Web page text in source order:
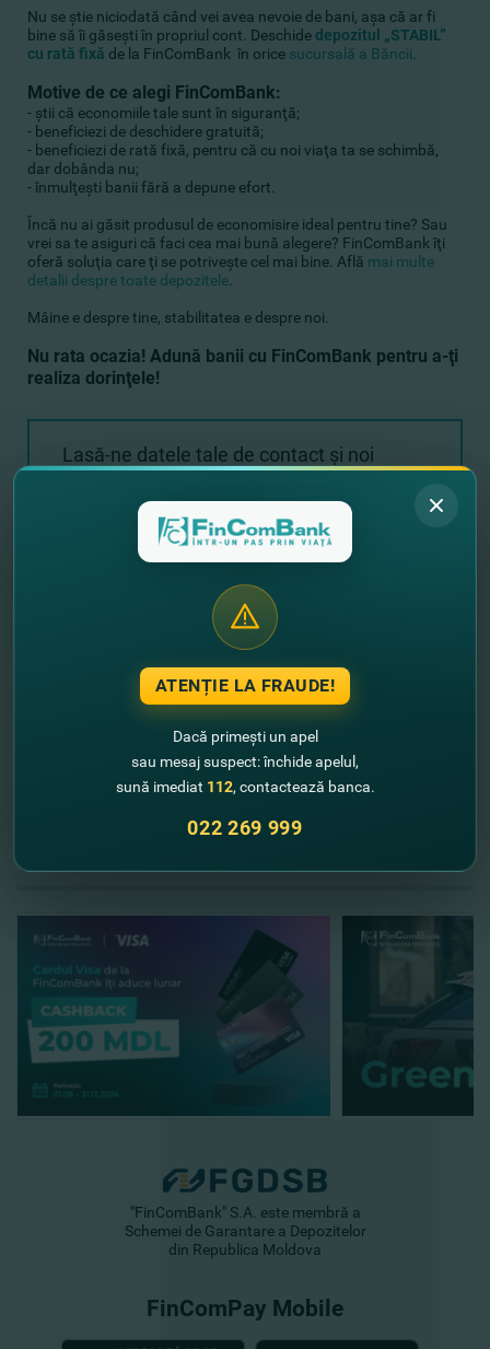
Nu se ştie niciodată când vei avea nevoie de bani, aşa că ar fi
bine să îi găseşti în propriul cont. Deschide depozitul „STABIL”
cu rată fixă de la FinComBank în orice sucursală a Băncii
Motive de ce alegi FinComBank:
- ştii că economiile tale sunt în siguranţă;
- beneficiezi de deschidere gratuită;
- beneficiezi de rată fixă, pentru că cu noi viaţa ta se schimbă,
dar dobânda nu;
- înmulţeşti banii fără a depune efort.
Încă nu ai găsit produsul de economisire ideal pentru tine? Sau
vrei sa te asiguri că faci cea mai bună alegere? FinComBank îţi
oferă soluţia care ţi se potriveşte cel mai bine. Află mai multe
detalii despre toate depozitele
Mâine e despre tine, stabilitatea e despre noi.
Nu rata ocazia! Adună banii cu FinComBank pentru a-ţi
realiza dorinţele!
Lasă-ne datele tale de contact şi noi
+373
Expediază solicitarea
"FinComBank" S.A. este membră a
Schemei de Garantare a Depozitelor
din Republica Moldova
FinComPay Mobile
ATENȚIE LA FRAUDE!
Dacă primești un apel
sau mesaj suspect: închide apelul,
sună imediat 112, contactează banca.
022 269 999